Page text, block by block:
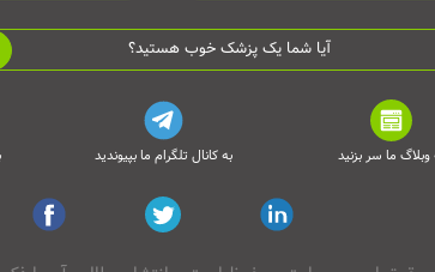
آیا شما یک پزشک خوب هستید؟
وبلاگ ما سر بزنید به کانال تلگرام ما بپیوندید